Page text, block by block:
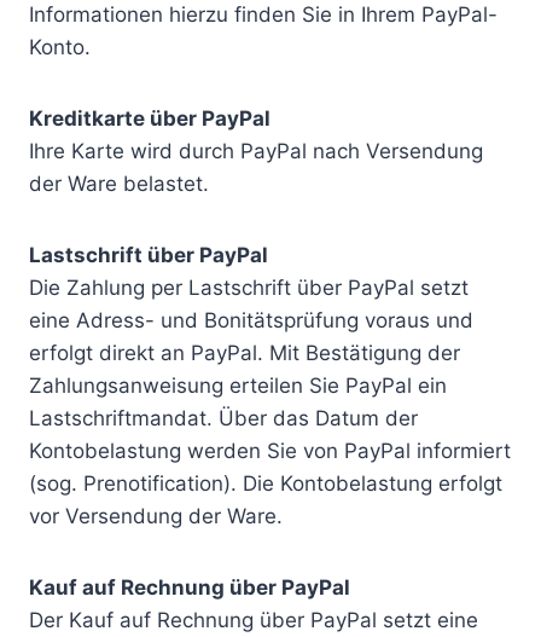
Informationen hierzu finden Sie in Ihrem PayPal-
Konto.
Kreditkarte über PayPal
Ihre Karte wird durch PayPal nach Versendung
der Ware belastet.
Lastschrift über PayPal
Die Zahlung per Lastschrift über PayPal setzt
eine Adress- und Bonitätsprüfung voraus und
erfolgt direkt an PayPal. Mit Bestätigung der
Zahlungsanweisung erteilen Sie PayPal ein
Lastschriftmandat. Über das Datum der
Kontobelastung werden Sie von PayPal informiert
(sog. Prenotification). Die Kontobelastung erfolgt
vor Versendung der Ware.
Kauf auf Rechnung über PayPal
Der Kauf auf Rechnung über PayPal setzt eine